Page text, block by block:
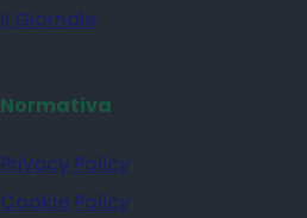
il Giornale
Normativa
Privacy Policy
Cookie Policy